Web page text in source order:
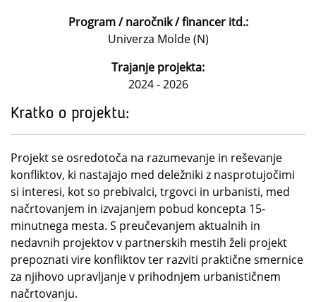
Program / naročnik / financer itd.:
Univerza Molde (N)
Trajanje projekta:
2024 - 2026
Kratko o projektu:
Projekt se osredotoča na razumevanje in reševanje
konfliktov, ki nastajajo med deležniki z nasprotujočimi
si interesi, kot so prebivalci, trgovci in urbanisti, med
načrtovanjem in izvajanjem pobud koncepta 15-
minutnega mesta. S preučevanjem aktualnih in
nedavnih projektov v partnerskih mestih želi projekt
prepoznati vire konfliktov ter razviti praktične smernice
za njihovo upravljanje v prihodnjem urbanističnem
načrtovanju.